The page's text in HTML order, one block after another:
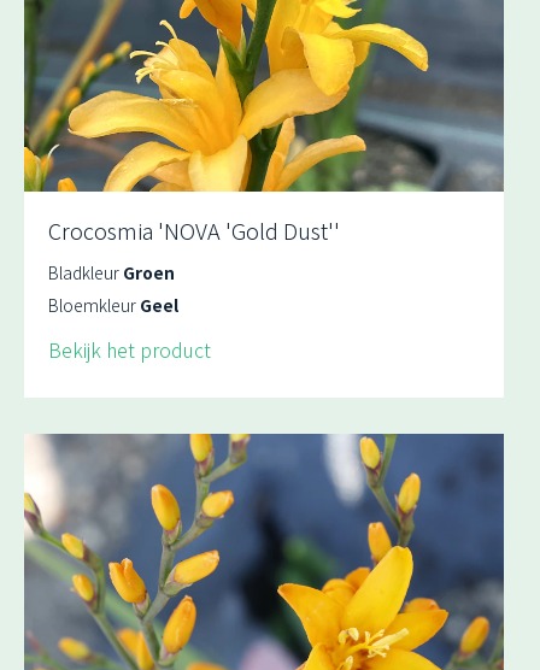
Crocosmia 'NOVA 'Gold Dust''
Bladkleur Groen
Bloemkleur Geel
Bekijk het product